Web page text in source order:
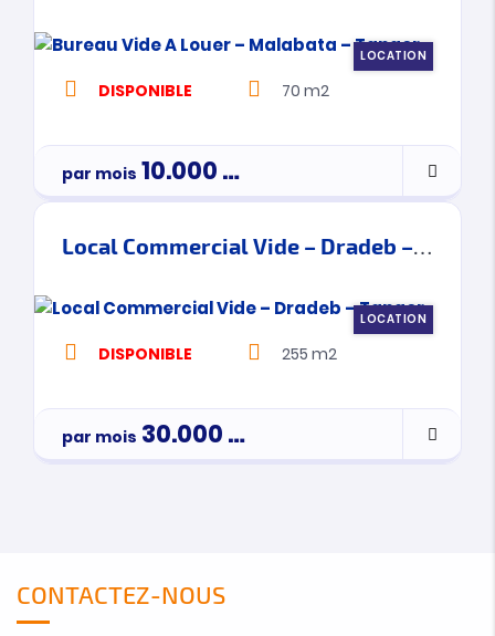
LOCATION
DISPONIBLE 70 m2
par mois 10.000Dh
Local Commercial Vide – Dradeb – Tanger
LOCATION
DISPONIBLE 255 m2
par mois 30.000Dh
CONTACTEZ-NOUS